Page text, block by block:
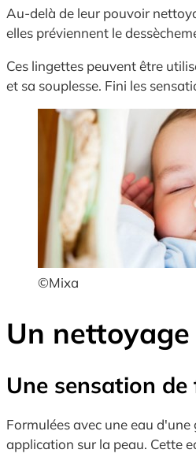
Au-delà de leur pouvoir
elles préviennent le
Ces lingettes peuvent être
et sa souplesse. Fini les
©Mixa
Un
Une sensation
Formulées avec une eau
application sur la peau. Cette